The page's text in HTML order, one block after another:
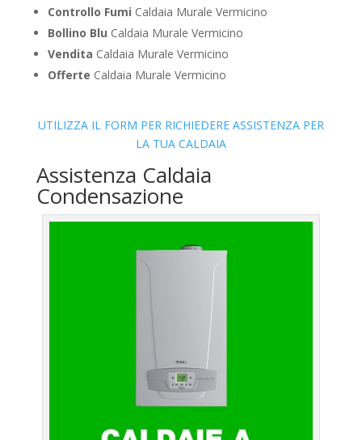
Controllo Fumi Caldaia Murale Vermicino
Bollino Blu Caldaia Murale Vermicino
Vendita Caldaia Murale Vermicino
Offerte Caldaia Murale Vermicino
UTILIZZA IL FORM PER RICHIEDERE ASSISTENZA PER
LA TUA CALDAIA
Assistenza Caldaia
Condensazione